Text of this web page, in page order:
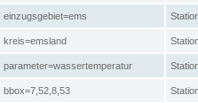
einzugsgebiet=ems
kreis=emsland
parameter=wassertemperatur
bbox=7,52,8,53